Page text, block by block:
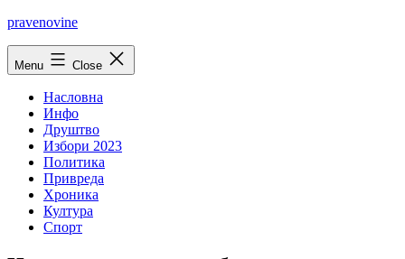
Skip
pravenovine
Menu Close
Насловна
Инфо
Друштво
Избори 2023
Политика
Привреда
Хроника
Култура
Спорт